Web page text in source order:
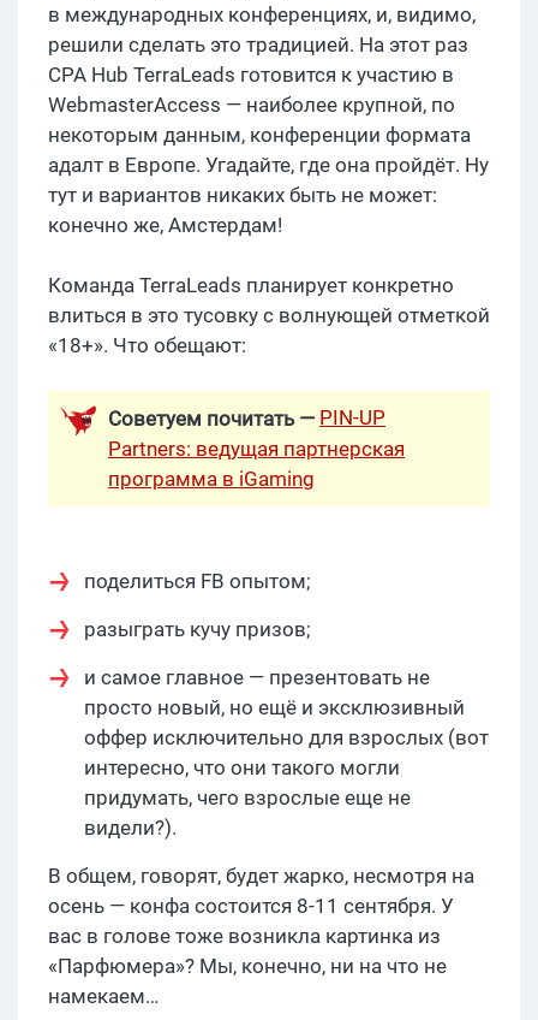
в международных конференциях, и, видимо,
решили сделать это традицией. На этот раз
CPA Hub TerraLeads готовится к участию в
WebmasterAccess — наиболее крупной, по
некоторым данным, конференции формата
адалт в Европе. Угадайте, где она пройдёт. Ну
тут и вариантов никаких быть не может:
конечно же, Амстердам!
Команда TerraLeads планирует конкретно
влиться в это тусовку с волнующей отметкой
«18+». Что обещают:
Советуем почитать — PIN-UP
Partners: ведущая партнерская
программа в iGaming
поделиться FB опытом;
разыграть кучу призов;
и самое главное — презентовать не
просто новый, но ещё и эксклюзивный
оффер исключительно для взрослых (вот
интересно, что они такого могли
придумать, чего взрослые еще не
видели?).
В общем, говорят, будет жарко, несмотря на
осень — конфа состоится 8-11 сентября. У
вас в голове тоже возникла картинка из
«Парфюмера»? Мы, конечно, ни на что не
намекаем…